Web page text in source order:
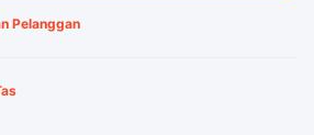
Pelanggan